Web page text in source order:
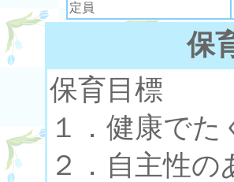
定員
保
保育目標
１．健康で
２．自主性の